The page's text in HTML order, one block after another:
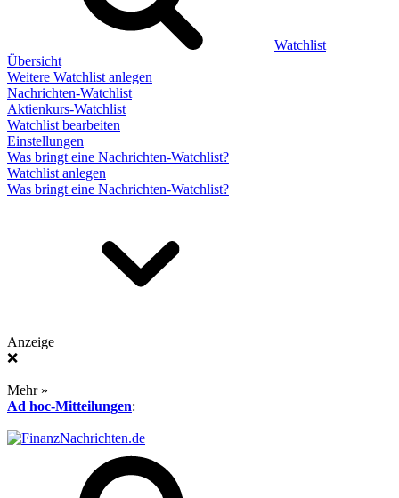
Watchlist
Übersicht
Weitere Watchlist anlegen
Nachrichten-Watchlist
Aktienkurs-Watchlist
Watchlist bearbeiten
Einstellungen
Was bringt eine Nachrichten-Watchlist?
Watchlist anlegen
Was bringt eine Nachrichten-Watchlist?
Anzeige
❌
Mehr »
Ad hoc-Mitteilungen: